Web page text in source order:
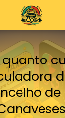
quanto
de